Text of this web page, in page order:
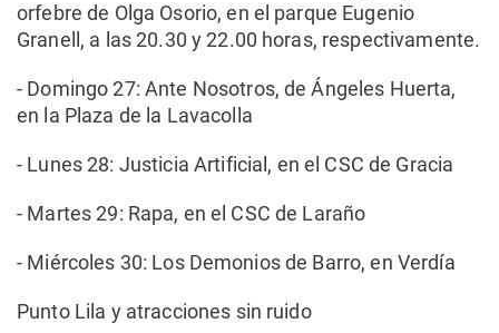
orfebre de Olga Osorio, en el parque Eugenio
Granell, a las 20.30 y 22.00 horas, respectivamente.
- Domingo 27: Ante Nosotros, de Ángeles Huerta,
en la Plaza de la Lavacolla
- Lunes 28: Justicia Artificial, en el CSC de Gracia
- Martes 29: Rapa, en el CSC de Laraño
- Miércoles 30: Los Demonios de Barro, en Verdía
Punto Lila y atracciones sin ruido